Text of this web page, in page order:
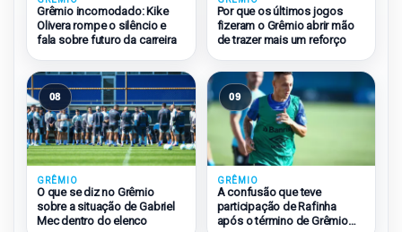
Grêmio incomodado: Kike
Olivera rompe o silêncio e
fala sobre futuro da carreira
Por que os últimos jogos
fizeram o Grêmio abrir mão
de trazer mais um reforço
08
GRÊMIO
O que se diz no Grêmio
sobre a situação de Gabriel
Mec dentro do elenco
09
GRÊMIO
A confusão que teve
participação de Rafinha
após o término de Grêmio